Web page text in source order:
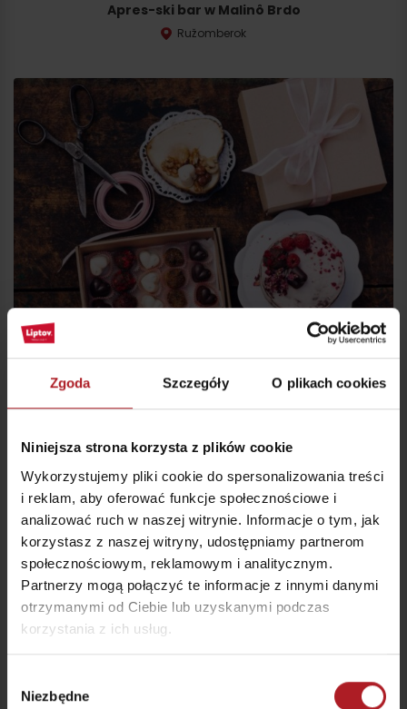
Zgoda Szczegóły O plikach cookies
Niniejsza strona korzysta z plików cookie
Wykorzystujemy pliki cookie do spersonalizowania treści
i reklam, aby oferować funkcje społecznościowe i
analizować ruch w naszej witrynie. Informacje o tym, jak
korzystasz z naszej witryny, udostępniamy partnerom
społecznościowym, reklamowym i analitycznym.
Partnerzy mogą połączyć te informacje z innymi danymi
otrzymanymi od Ciebie lub uzyskanymi podczas
korzystania z ich usług.
zgody
Niezbędne
Apres-ski bar w Malinô Brdo
Ružomberok
Ružomberok